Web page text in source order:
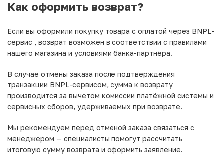
Как оформить возврат?
Если вы оформили покупку товара с оплатой через BNPL-
сервис , возврат возможен в соответствии с правилами
нашего магазина и условиями банка-партнёра.
В случае отмены заказа после подтверждения
транзакции BNPL-сервисом, сумма к возврату
производится за вычетом комиссии платёжной системы и
сервисных сборов, удерживаемых при возврате.
Мы рекомендуем перед отменой заказа связаться с
менеджером — специалисты помогут рассчитать
итоговую сумму возврата и оформить заявление.